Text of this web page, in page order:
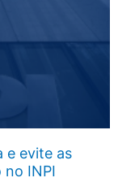
e evite as
no INPI